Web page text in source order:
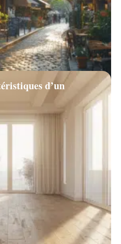
d’un